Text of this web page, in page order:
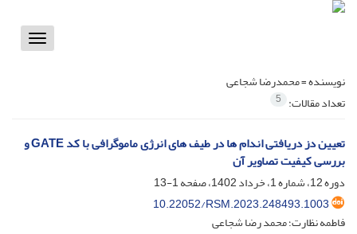
Toggle
نویسنده =محمدرضا شجاعی
تعداد مقالات: 5
تعیین دز دریافتی اندام ها در طیف های انرژی ماموگرافی با کد GATE و
بررسی کیفیت تصاویر آن
دوره 12، شماره 1، خرداد 1402، صفحه
1-13
10.22052/RSM.2023.248493.1003
فاطمه نظارت؛ محمد رضا شجاعی